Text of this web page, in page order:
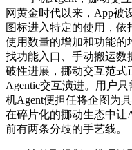
网黄金时代以来，App被
图标进入特定的使用，
使用数量的增加和功能的
找功能入口、手动搬运数
破性进展，挪动交互范式
Agentic交互演进。用户
机Agent便担任将企图为
在碎片化的挪动生态中让
前有两条分歧的手艺线。